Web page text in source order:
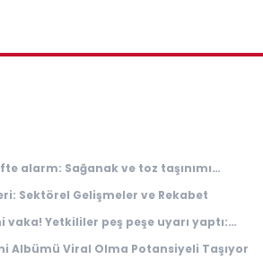
alarm: Sağanak ve toz taşınımı
Sektörel Gelişmeler ve Rekabet
vaka! Yetkililer peş peşe uyarı yaptı:
Albümü Viral Olma Potansiyeli Taşıyor